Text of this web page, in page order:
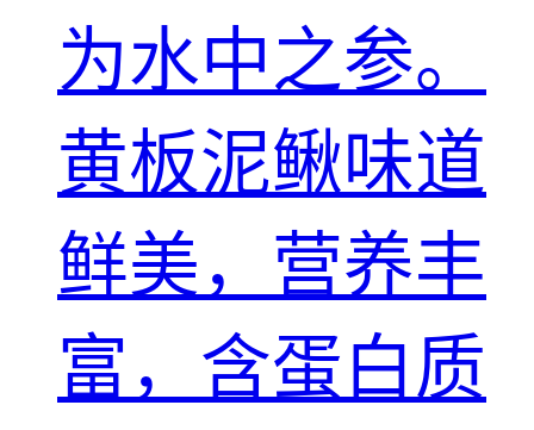
为水中之参。
黄板泥鳅味道
鲜美，营养丰
富，含蛋白质